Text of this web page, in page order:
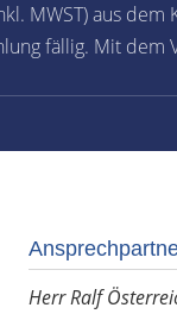
MWST) aus dem
fällig. Mit
Herr Ralf